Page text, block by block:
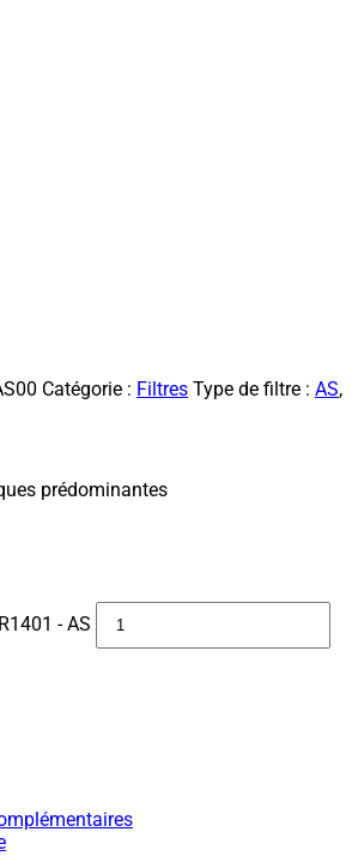
Catégorie : Filtres Type de filtre : AS,
prédominantes
- AS